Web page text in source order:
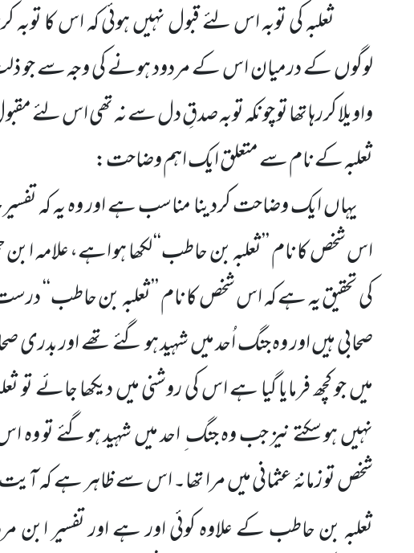
ثعلبہ کی توبہ اس لئے قبول نہیں ہوئی کہ اس کا توبہ
لوگوں کے درمیان اس کے مردود ہونے کی وجہ سے جو
واویلا کررہا تھا تو چونکہ توبہ صدقِ دل سے نہ تھی اس لئے
ثعلبہ کے نام سے متعلق ایک اہم وضاحت:
یہاں ایک وضاحت کردینا مناسب ہے اور وہ یہ کہ
اس شخص کا نام ’’ثعلبہ بن حاطب‘‘ لکھا ہو اہے، علامہ ابن
کی تحقیق یہ ہے کہ اس شخص کا نام ’’ثعلبہ بن حاطب‘‘
صحابی ہیں اور وہ جنگ اُحد میں شہید ہو گئے تھے اور
میں جو کچھ فرمایا گیا ہے اس کی روشنی میں دیکھا
نہیں ہو سکتے نیز جب وہ جنگ ِ احد میں شہید ہوگئے تو
شخص تو زمانۂ عثمانی میں مرا تھا۔ اس سے ظاہر ہے کہ
ثعلبہ بن حاطب کے علاوہ کوئی اور ہے اور تفسیر ابن